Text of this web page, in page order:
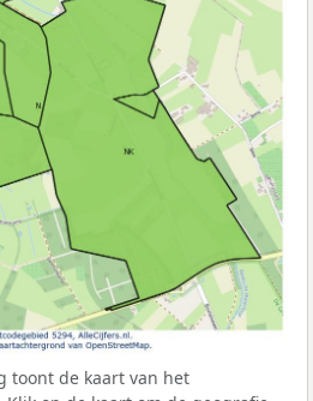
toont de kaart van het